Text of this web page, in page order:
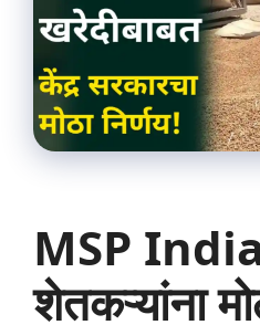
MSP
शेतकऱ्यांना